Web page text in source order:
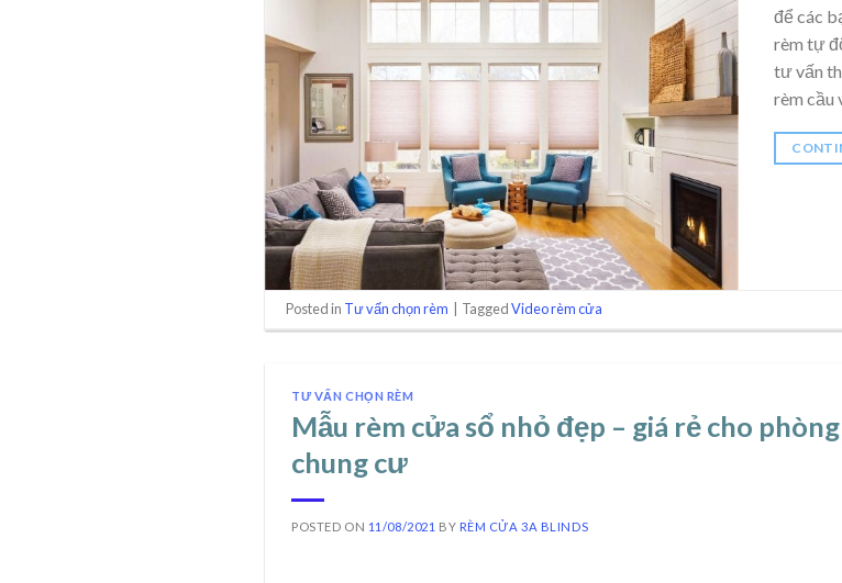
để các
rèm tự
tư vấn
rèm cầu
Posted in Tư vấn chọn rèm TaggedVideo rèm cửa
TƯ VẤN CHỌN RÈM
Mẫu rèm cửa sổ nhỏ đẹp – giá rẻ cho
chung cư
POSTED ON 11/08/2021 BY RÈM CỬA 3A BLINDS